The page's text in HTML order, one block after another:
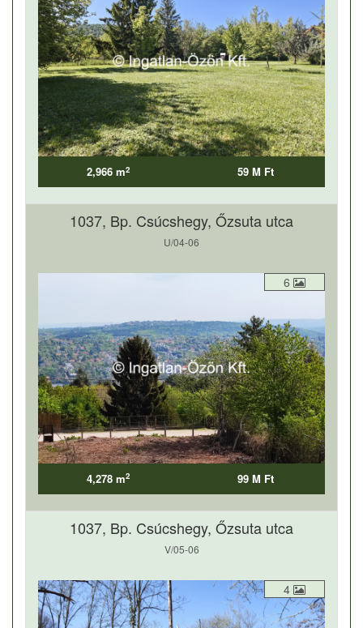
2,966 m2 59 M Ft
1037, Bp. Csúcshegy, Őzsuta utca
U/04-06
6
4,278 m2 99 M Ft
1037, Bp. Csúcshegy, Őzsuta utca
V/05-06
4